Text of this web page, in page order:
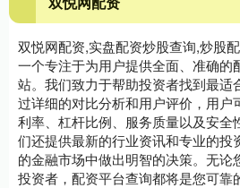
双悦网配资,实盘配资炒股查询,炒股
一个专注于为用户提供全面、准确的
站。我们致力于帮助投资者找到最适
过详细的对比分析和用户评价，用户
利率、杠杆比例、服务质量以及安全
们还提供最新的行业资讯和专业的投
的金融市场中做出明智的决策。无论
投资者，配资平台查询都将是您可靠